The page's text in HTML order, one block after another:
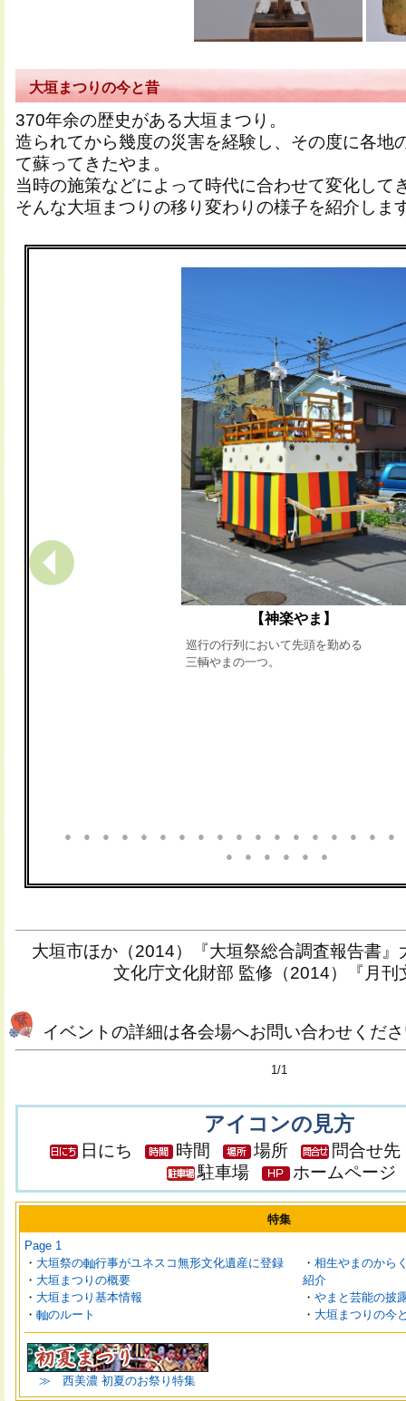
大垣まつりの今と昔
370年余の歴史がある大垣まつり。
造られてから幾度の災害を経験し、その度に各地
て蘇ってきたやま。
当時の施策などによって時代に合わせて変化して
そんな大垣まつりの移り変わりの様子を紹介しま
【神楽やま】
巡行の行列において先頭を勤める
三輌やまの一つ。
● ● ● ● ● ● ● ● ● ● ● ● ● ● ● ● ●
●
●
● ● ● ● ●
大垣市ほか（2014）『大垣祭総合調査報告書』
文化庁文化財部 監修（2014）『月刊
イベントの詳細は各会場へお問い合わせくだ
1/1
アイコンの見方
日にち 時間 場所
問合せ
駐車場
ホームページ
特集
Page 1
・ 大垣祭の
行事がユネスコ無形文化遺産に登録
・ 大垣まつりの概要
・ 大垣まつり基本情報
・
のルート
・ 相生やまのから
紹介
・ やまと芸能の披
・ 大垣まつりの今
≫ 西美濃 初夏のお祭り特集